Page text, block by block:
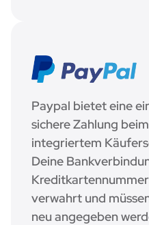
Paypal bietet eine
sichere Zahlung
integriertem
Deine
verwahrt und
neu angegeben